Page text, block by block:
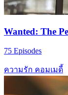
Wanted: The
75 Episodes
ความรัก คอมเมดี้